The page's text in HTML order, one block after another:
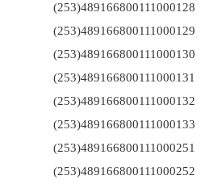
(253)489166800111000128
(253)489166800111000129
(253)489166800111000130
(253)489166800111000131
(253)489166800111000132
(253)489166800111000133
(253)489166800111000251
(253)489166800111000252